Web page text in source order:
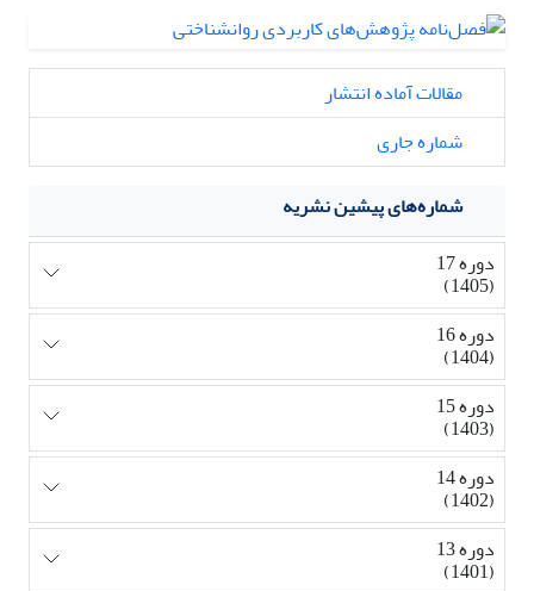
مقالات آماده انتشار
شماره جاری
شماره‌های پیشین نشریه
دوره 17
(1405)
دوره 16
(1404)
دوره 15
(1403)
دوره 14
(1402)
دوره 13
(1401)